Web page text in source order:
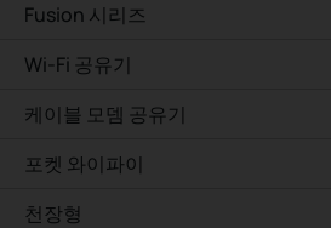
Fusion 시리즈
Wi-Fi 공유기
케이블 모뎀 공유기
포켓 와이파이
천장형